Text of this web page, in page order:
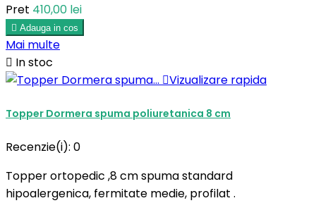
Pret 410,00 lei
 Adauga in cos
Mai multe
 In stoc
Vizualizare rapida
Topper Dormera spuma poliuretanica 8 cm
Recenzie(i): 0
Topper ortopedic ,8 cm spuma standard
hipoalergenica, fermitate medie, profilat .